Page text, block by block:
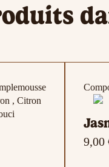
, Citron
9,00